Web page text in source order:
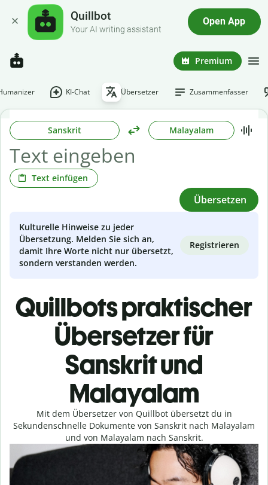
Quillbot
Your AI writing assistant
Open App
Premium
KI-Chat Übersetzer Zusammenfasser
Sanskrit Malayalam
Text einfügen
Übersetzen
Kulturelle Hinweise zu jeder
Übersetzung. Melden Sie sich an,
damit Ihre Worte nicht nur übersetzt,
sondern verstanden werden.
Registrieren
Quillbots praktischer
Übersetzer für
Sanskrit und
Malayalam
Mit dem Übersetzer von Quillbot übersetzt du in
Sekundenschnelle Dokumente von Sanskrit nach Malayalam
und von Malayalam nach Sanskrit.